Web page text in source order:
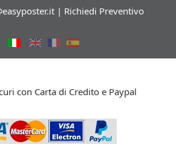
| Richiedi Preventivo
con Carta di Credito e Paypal